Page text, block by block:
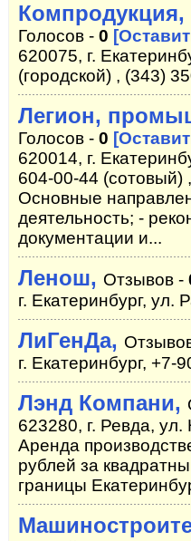
Компродукция,
Голосов - 0
620075, г.
(городской) , (343)
Легион,
Голосов - 0
620014, г.
604-00-44 (сотовый)
Основные
деятельность; -
документации и...
Ленош, Отзывов -
г. Екатеринбург, ул.
ЛиГенДа,
г. Екатеринбург,
Лэнд Компани,
623280, г. Ревда,
Аренда
рублей за
границы